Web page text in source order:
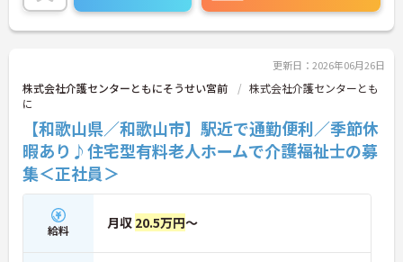
更新日：2026年06月26日
株式会社介護センターともにそうせい宮前
株式会社介護センターとも
に
【和歌山県／和歌山市】駅近で通勤便利／季節休
暇あり♪住宅型有料老人ホームで介護福祉士の募
集＜正社員＞
給料 月収 20.5万円～